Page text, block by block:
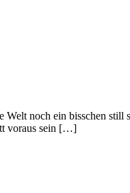
noch ein bisschen
voraus sein […]